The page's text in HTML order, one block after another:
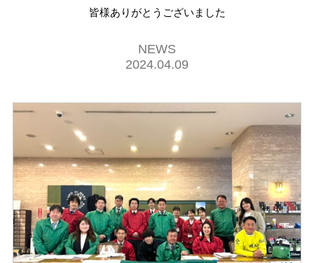
皆様ありがとうございました
NEWS
2024.04.09